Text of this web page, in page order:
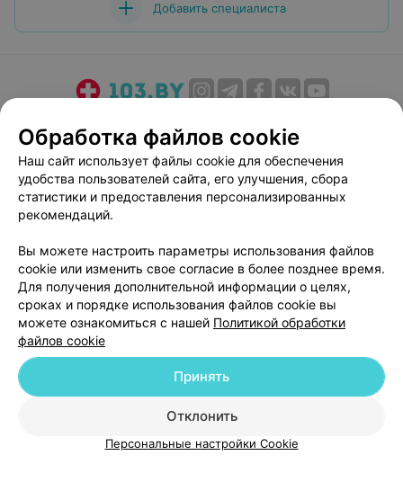
Добавить специалиста
Медицинский маркетинг
Публичный договор
Пользовательское соглашение
Способы оплаты
Вакансии
Партнеры
Написать руководителю 103.by
Персональные настройки cookie
Обработка персональных данных
© 2026 ООО «Артокс Лаб», УНП 191700409| 220012, Республика Беларусь,
г. Минск, улица Толбухина, 2, пом. 16 | help@103.by
Обработка файлов cookie
Наш сайт использует файлы cookie для обеспечения
удобства пользователей сайта, его улучшения, сбора
статистики и предоставления персонализированных
рекомендаций.
Вы можете настроить параметры использования файлов
cookie или изменить свое согласие в более позднее время.
Для получения дополнительной информации о целях,
сроках и порядке использования файлов cookie вы
можете ознакомиться с нашей Политикой обработки
файлов cookie
Отклонить
Принять
Персональные настройки Cookie